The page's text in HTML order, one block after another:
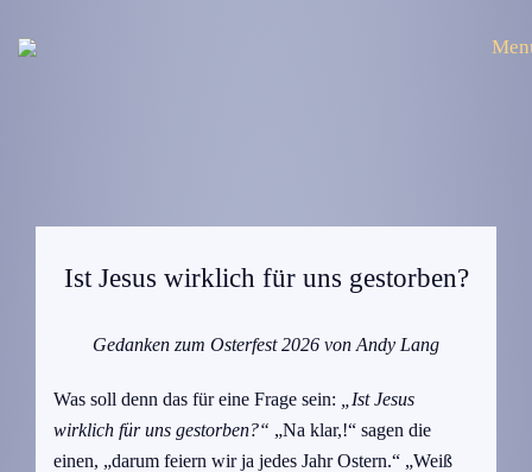
Ist Jesus wirklich für uns gestorben?
Gedanken zum Osterfest 2026 von Andy Lang
Was soll denn das für eine Frage sein:
„Ist Jesus
wirklich für uns gestorben?“ „Na klar,!“ sagen die
einen, „darum feiern wir ja jedes Jahr Ostern.“ „Weiß